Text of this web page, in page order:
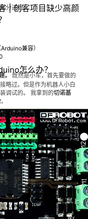
分进行。
兼容）
。
既然是小车，首先要做的
略过。但是作为机器人小白
调试的。
我拿到的切诺基
。
| 创客项目缺少高颜
怎么办？
编程与教学
总